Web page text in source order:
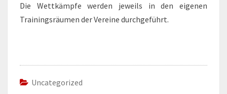
Die Wettkämpfe werden jeweils in den eigenen
Trainingsräumen der Vereine durchgeführt.
Uncategorized